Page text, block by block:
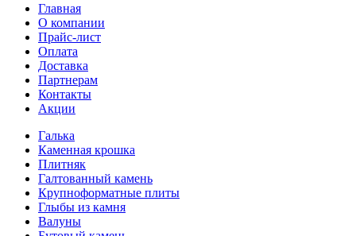
Главная
О компании
Прайс-лист
Оплата
Доставка
Партнерам
Контакты
Акции
Галька
Каменная крошка
Плитняк
Галтованный камень
Крупноформатные плиты
Глыбы из камня
Валуны